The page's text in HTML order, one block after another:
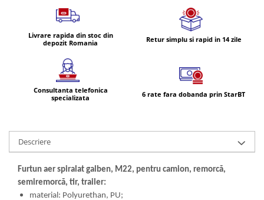
Volvo Model FM
Lumini, Becuri, Proiectoare
Accesorii iluminare LED camioane
Bare LED (LED Bar) off-road, auto
Becuri auto
Becuri Led Auto
Becuri Xenon Auto
Faruri Camioane, Utilaje &
Livrare rapida din stoc din
depozit Romania
Retur simplu si rapid in 14 zile
Consultanta telefonica
specializata
6 rate fara dobanda prin StarBT
Descriere
Furtun aer spiralat galben, M22, pentru camion, remorcă,
semiremorcă, tir, trailer:
material: Polyurethan, PU;